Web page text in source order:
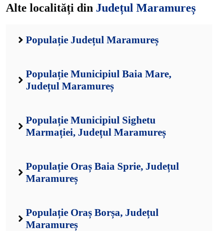
Alte localități din Județul Maramureș
Populație Județul Maramureș
Populație Municipiul Baia Mare,
Județul Maramureș
Populație Municipiul Sighetu
Marmației, Județul Maramureș
Populație Oraș Baia Sprie, Județul
Maramureș
Populație Oraș Borșa, Județul
Maramureș